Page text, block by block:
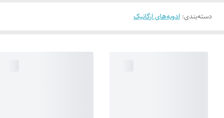
دسته‌بندی: ادویه‌های ارگانیک